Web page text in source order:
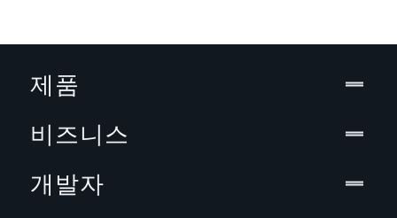
제품
비즈니스
개발자